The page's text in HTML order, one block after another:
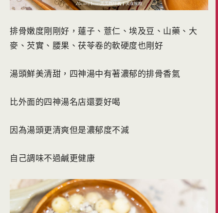
排骨嫩度剛剛好，蓮子、薏仁、埃及豆、山藥、大
麥、芡實、腰果、茯苓卷的軟硬度也剛好
湯頭鮮美清甜，四神湯中有著濃郁的排骨香氣
比外面的四神湯名店還要好喝
因為湯頭更清爽但是濃郁度不減
自己調味不過鹹更健康